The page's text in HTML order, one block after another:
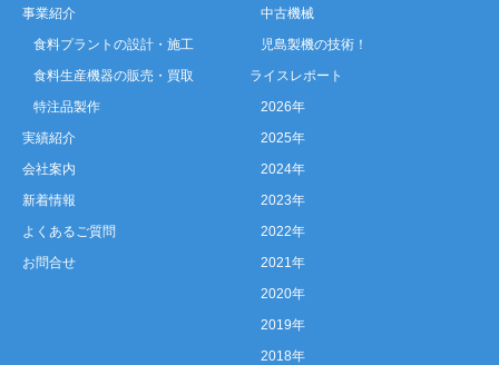
事業紹介
食料プラントの設計・施工
食料生産機器の販売・買取
特注品製作
実績紹介
会社案内
新着情報
よくあるご質問
お問合せ
中古機械
児島製機の技術！
ライスレポート
2026年
2025年
2024年
2023年
2022年
2021年
2020年
2019年
2018年